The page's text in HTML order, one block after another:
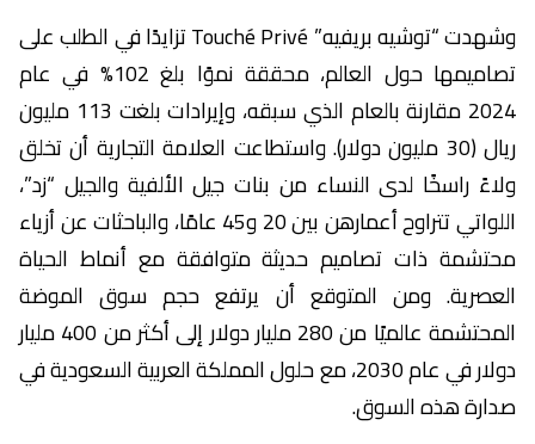
وشهدت “توشيه بريفيه” Touché Privé تزايدًا في الطلب على
تصاميمها حول العالم، محققة نموًا بلغ 102% في عام
2024 مقارنة بالعام الذي سبقه، وإيرادات بلغت 113 مليون
ريال (30 مليون دولار). واستطاعت العلامة التجارية أن تخلق
ولاءً راسخًا لدى النساء من بنات جيل الألفية والجيل “زد”،
اللواتي تتراوح أعمارهن بين 20 و45 عامًا، والباحثات عن أزياء
محتشمة ذات تصاميم حديثة متوافقة مع أنماط الحياة
العصرية. ومن المتوقع أن يرتفع حجم سوق الموضة
المحتشمة عالميًا من 280 مليار دولار إلى أكثر من 400 مليار
دولار في عام 2030، مع حلول المملكة العربية السعودية في
صدارة هذه السوق.